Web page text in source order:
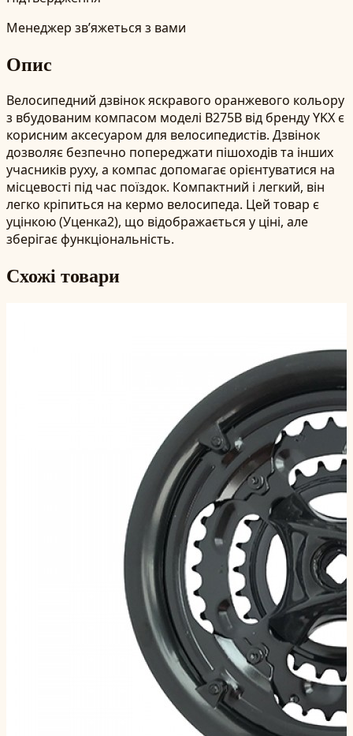
Менеджер зв’яжеться з вами
Опис
Велосипедний дзвінок яскравого оранжевого кольору
з вбудованим компасом моделі B275B від бренду YKX є
корисним аксесуаром для велосипедистів. Дзвінок
дозволяє безпечно попереджати пішоходів та інших
учасників руху, а компас допомагає орієнтуватися на
місцевості під час поїздок. Компактний і легкий, він
легко кріпиться на кермо велосипеда. Цей товар є
уцінкою (Уценка2), що відображається у ціні, але
зберігає функціональність.
Схожі товари